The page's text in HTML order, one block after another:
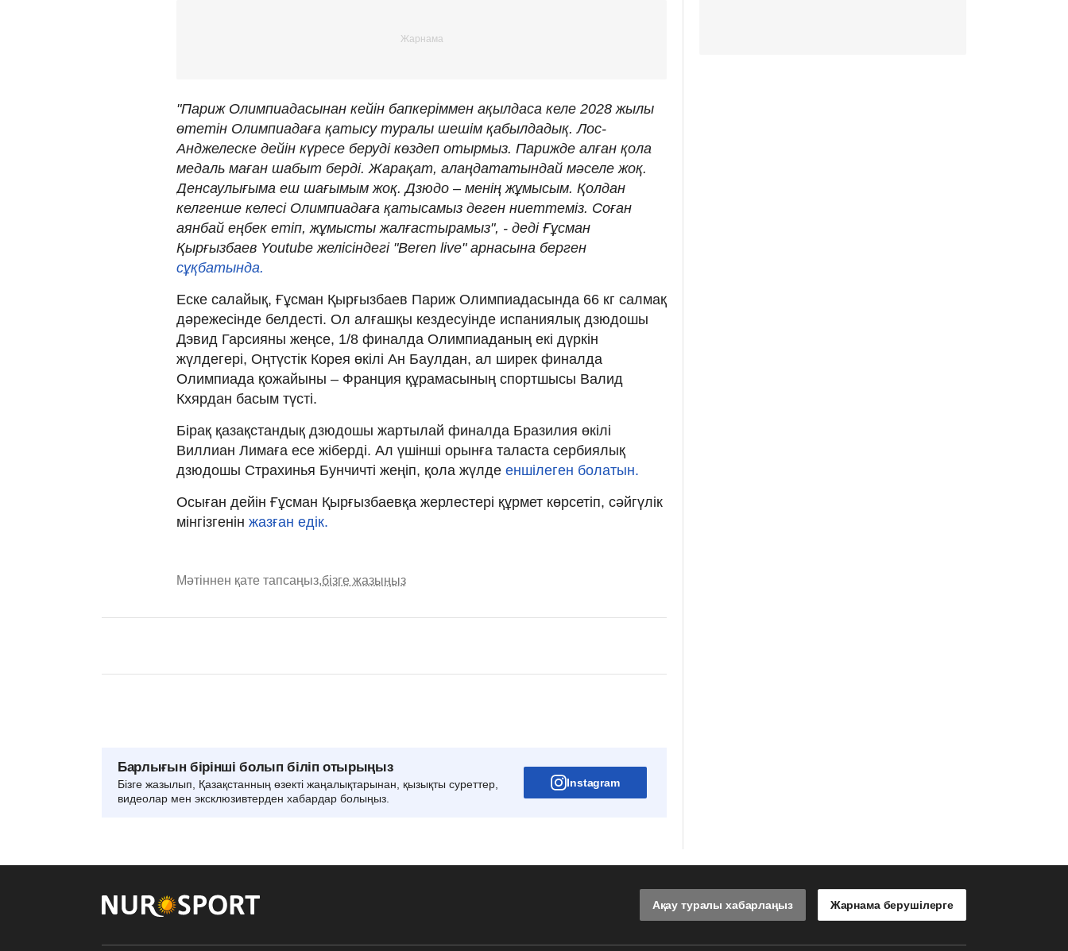
"Париж Олимпиадасынан кейін бапкеріммен ақылдаса келе 2028 жылы
өтетін Олимпиадаға қатысу туралы шешім қабылдадық. Лос-
Анджелеске дейін күресе беруді көздеп отырмыз. Парижде алған қола
медаль маған шабыт берді. Жарақат, алаңдататындай мәселе жоқ.
Денсаулығыма еш шағымым жоқ. Дзюдо – менің жұмысым. Қолдан
келгенше келесі Олимпиадаға қатысамыз деген ниеттеміз. Соған
аянбай еңбек етіп, жұмысты жалғастырамыз", - деді Ғұсман
Қырғызбаев Youtube желісіндегі "Beren live" арнасына берген
сұқбатында.
Еске салайық, Ғұсман Қырғызбаев Париж Олимпиадасында 66 кг салмақ
дәрежесінде белдесті. Ол алғашқы кездесуінде испаниялық дзюдошы
Дэвид Гарсияны жеңсе, 1/8 финалда Олимпиаданың екі дүркін
жүлдегері, Оңтүстік Корея өкілі Ан Баулдан, ал ширек финалда
Олимпиада қожайыны – Франция құрамасының спортшысы Валид
Кхярдан басым түсті.
Бірақ қазақстандық дзюдошы жартылай финалда Бразилия өкілі
Виллиан Лимаға есе жіберді. Ал үшінші орынға таласта сербиялық
дзюдошы Страхинья Бунчичті жеңіп, қола жүлде еншілеген болатын.
Осыған дейін Ғұсман Қырғызбаевқа жерлестері құрмет көрсетіп, сәйгүлік
мінгізгенін жазған едік.
Мәтіннен қате тапсаңыз,бізге жазыңыз
Барлығын бірінші болып біліп отырыңыз
Бізге жазылып, Қазақстанның өзекті жаңалықтарынан, қызықты суреттер,
видеолар мен эксклюзивтерден хабардар болыңыз.
Instagram
Ақау туралы хабарлаңыз Жарнама берушілерге